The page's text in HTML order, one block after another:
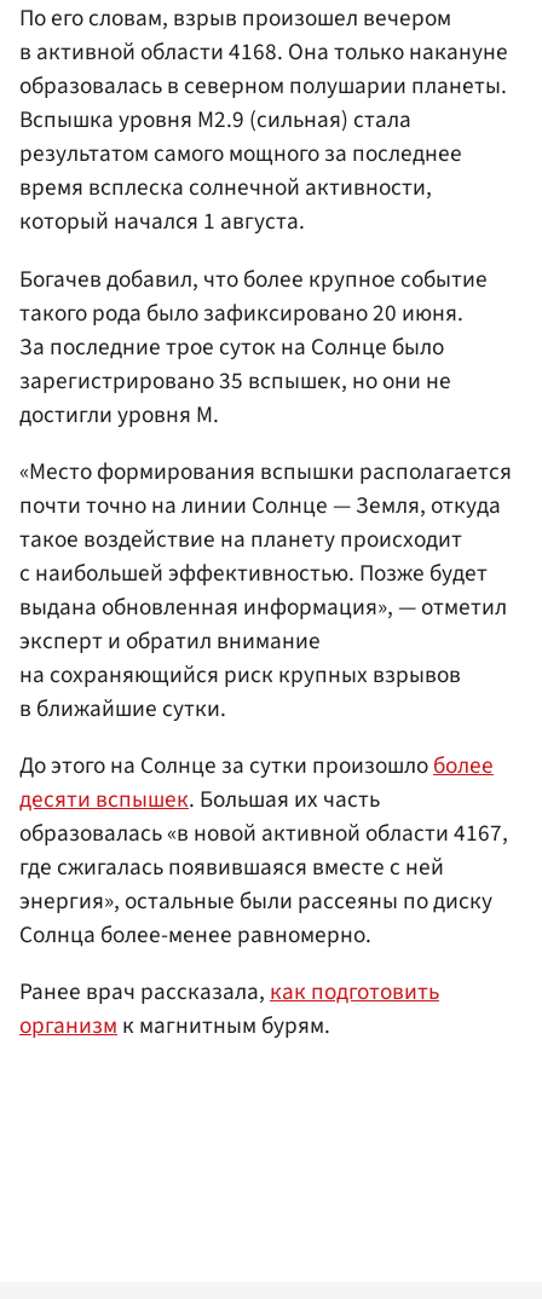
По его словам, взрыв произошел вечером
в активной области 4168. Она только накануне
образовалась в северном полушарии планеты.
Вспышка уровня M2.9 (сильная) стала
результатом самого мощного за последнее
время всплеска солнечной активности,
который начался 1 августа.
Богачев добавил, что более крупное событие
такого рода было зафиксировано 20 июня.
За последние трое суток на Солнце было
зарегистрировано 35 вспышек, но они не
достигли уровня M.
«Место формирования вспышки располагается
почти точно на линии Солнце — Земля, откуда
такое воздействие на планету происходит
с наибольшей эффективностью. Позже будет
выдана обновленная информация», — отметил
эксперт и обратил внимание
на сохраняющийся риск крупных взрывов
в ближайшие сутки.
До этого на Солнце за сутки произошлоболее
десяти вспышек. Большая их часть
образовалась «в новой активной области 4167,
где сжигалась появившаяся вместе с ней
энергия», остальные были рассеяны по диску
Солнца более-менее равномерно.
Ранее врач рассказала,как подготовить
организмк магнитным бурям.